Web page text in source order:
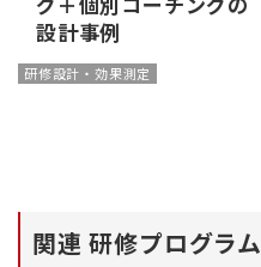
設計事例
研修設計・効果測定
関連 研修プログラム